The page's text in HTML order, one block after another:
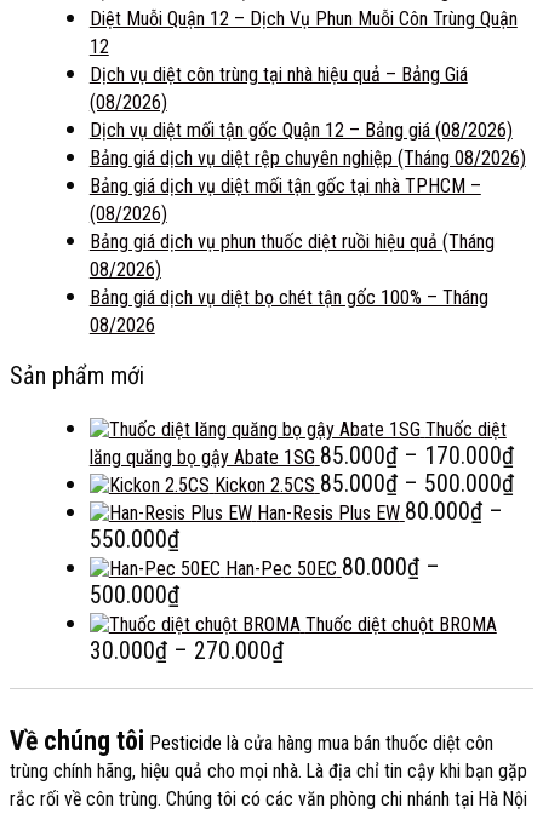
Diệt Muỗi Quận 12 – Dịch Vụ Phun Muỗi Côn Trùng Quận
12
Dịch vụ diệt côn trùng tại nhà hiệu quả – Bảng Giá
(08/2026)
Dịch vụ diệt mối tận gốc Quận 12 – Bảng giá (08/2026)
Bảng giá dịch vụ diệt rệp chuyên nghiệp (Tháng 08/2026)
Bảng giá dịch vụ diệt mối tận gốc tại nhà TPHCM –
(08/2026)
Bảng giá dịch vụ phun thuốc diệt ruồi hiệu quả (Tháng
08/2026)
Bảng giá dịch vụ diệt bọ chét tận gốc 100% – Tháng
08/2026
Sản phẩm mới
Thuốc diệt
lăng quăng bọ gậy Abate 1SG 85.000₫ – 170.000₫
Kickon 2.5CS 85.000₫ – 500.000₫
Han-Resis Plus EW 80.000₫ –
550.000₫Khoảng
giá:
từ
80.000₫
đến
Han-Pec 50EC 80.000₫ –
500.000₫Khoảng
giá:
từ
500.000₫
Thuốc diệt chuột BROMA
30.000₫ – 270.000₫Khoảng
30.000₫
đến
270.000₫
Về chúng tôi Pesticide là cửa hàng mua bán thuốc diệt côn
trùng chính hãng, hiệu quả cho mọi nhà. Là địa chỉ tin cậy khi bạn gặp
rắc rối về côn trùng. Chúng tôi có các văn phòng chi nhánh tại Hà Nội